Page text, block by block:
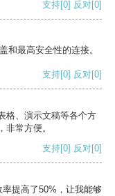
支持[0] 反对[0]
和最高安全性的连接。
支持[0] 反对[0]
格、演示文稿等各个方
常方便。
支持[0] 反对[0]
提高了50%，让我能够